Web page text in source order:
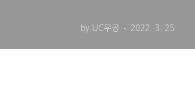
by UC우공 2022. 3. 25.